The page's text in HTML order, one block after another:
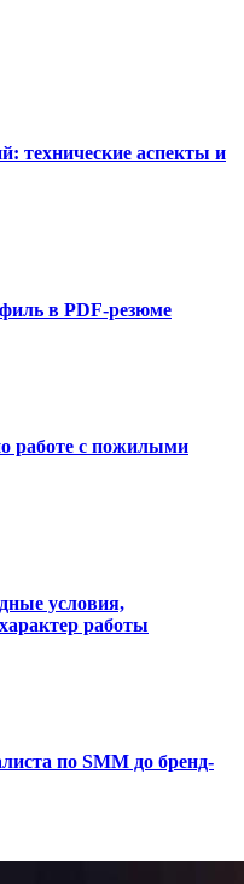
технические аспекты и
в PDF-резюме
работе с пожилыми
условия,
работы
по SMM до бренд-